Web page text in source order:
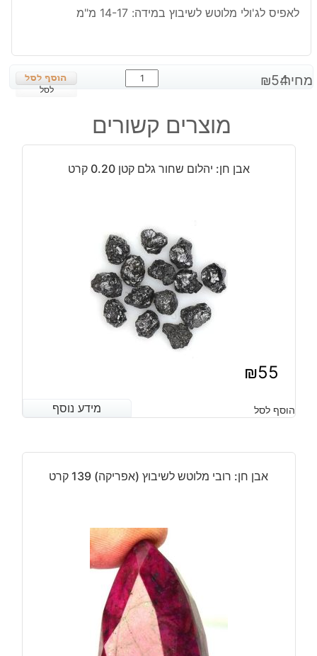
לאפיס לג'ולי מלוטש לשיבוץ במידה: 14-17 מ"מ
מחיר: ₪54
כמות
של
לג'ולי
מלוטש
במידה:
מ"מ
לסל
מוצרים קשורים
אבן חן: יהלום שחור גלם קטן 0.20 קרט
₪55
מידע נוסף הוסף לסל מידע נוסף
אבן חן: רובי מלוטש לשיבוץ (אפריקה) 139 קרט